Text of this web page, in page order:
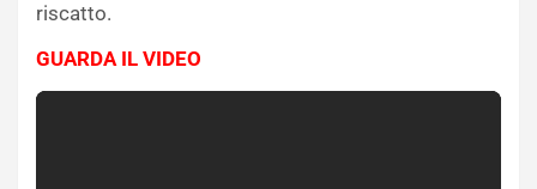
riscatto.
GUARDA IL VIDEO